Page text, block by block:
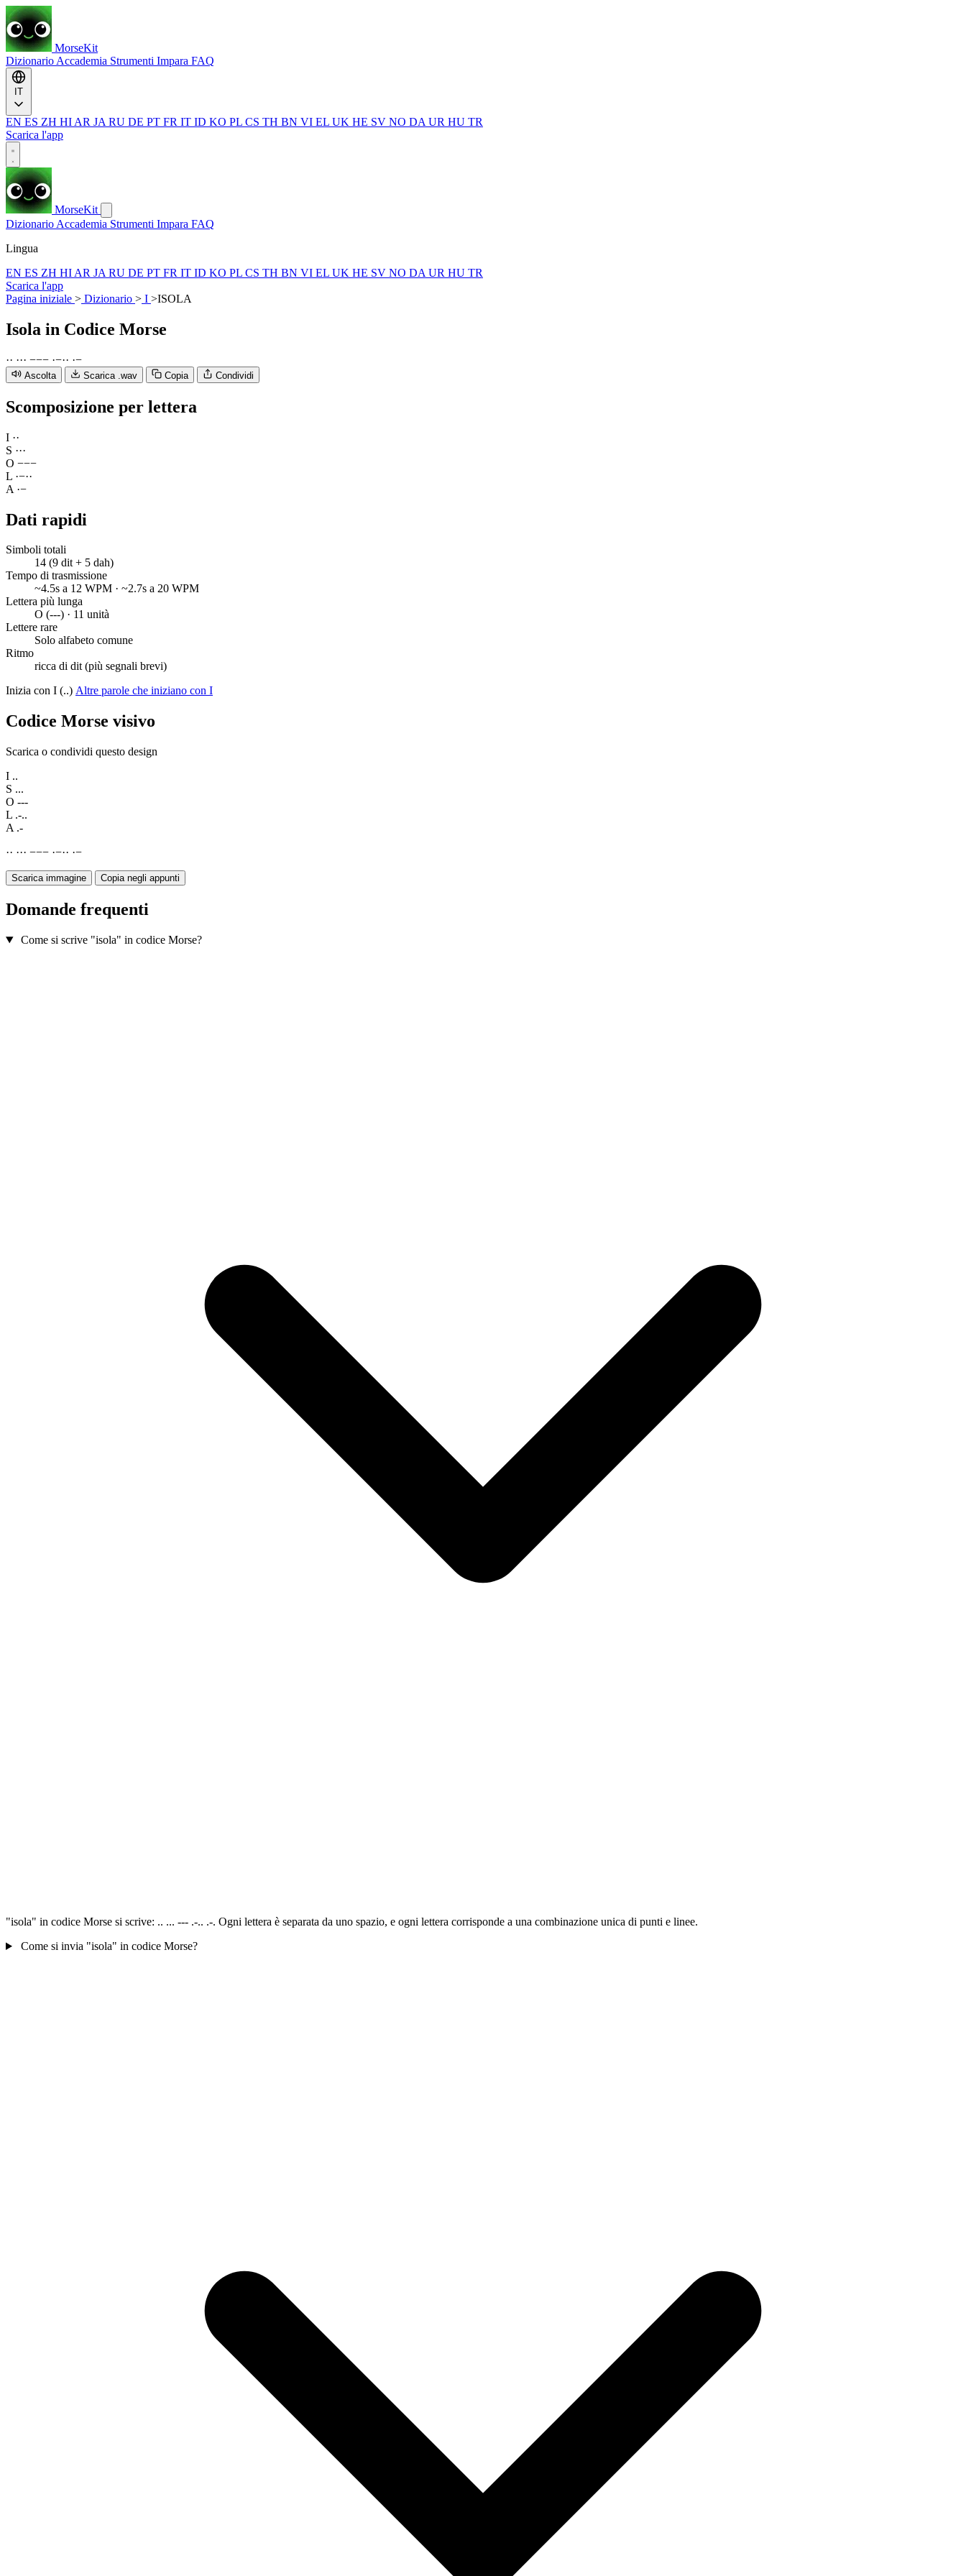
MorseKit
Dizionario Accademia Strumenti Impara FAQ
EN ES ZH HI AR JA RU DE PT FR IT ID KO PL CS TH BN VI EL UK HE SV NO DA UR HU TR
Scarica l'app
MorseKit
Dizionario Accademia Strumenti Impara FAQ
Lingua
EN ES ZH HI AR JA RU DE PT FR IT ID KO PL CS TH BN VI EL UK HE SV NO DA UR HU TR
Scarica l'app
Pagina iniziale > Dizionario > I >ISOLA
Isola in Codice Morse
·· ··· −−− ·−·· ·−
Ascolta Scarica .wav Copia Condividi
Scomposizione per lettera
I ··
S ···
O −−−
L ·−··
A ·−
Dati rapidi
Simboli totali
14 (9 dit + 5 dah)
Tempo di trasmissione
~4.5s a 12 WPM · ~2.7s a 20 WPM
Lettera più lunga
O (---) · 11 unità
Lettere rare
Solo alfabeto comune
Ritmo
ricca di dit (più segnali brevi)
Inizia con I (..) Altre parole che iniziano con I
Codice Morse visivo
Scarica o condividi questo design
I ..
S ...
O ---
L .-..
A .-
·· ··· −−− ·−·· ·−
Scarica immagine Copia negli appunti
Domande frequenti
Come si scrive "isola" in codice Morse?
"isola" in codice Morse si scrive: .. ... --- .-.. .-. Ogni lettera è separata da uno spazio, e ogni lettera corrisponde a una combinazione unica di punti e linee.
Come si invia "isola" in codice Morse?